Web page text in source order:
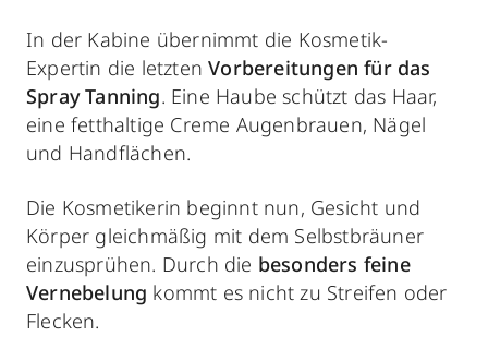
In der Kabine übernimmt die Kosmetik-
Expertin die letztenVorbereitungen für das
Spray Tanning. Eine Haube schützt das Haar,
eine fetthaltige Creme Augenbrauen, Nägel
und Handflächen.
Die Kosmetikerin beginnt nun, Gesicht und
Körper gleichmäßig mit dem Selbstbräuner
einzusprühen. Durch die besonders feine
Vernebelung kommt es nicht zu Streifen oder
Flecken.